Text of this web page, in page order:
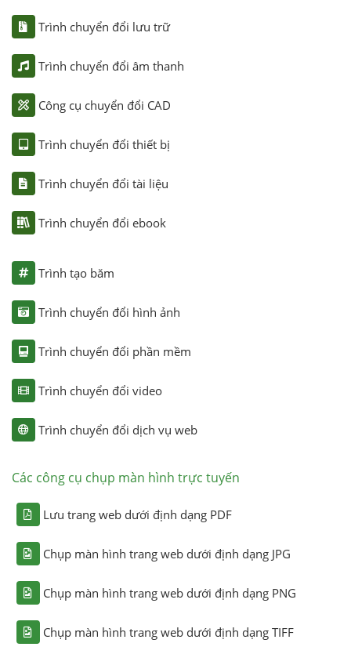
Trình chuyển đổi lưu trữ
Trình chuyển đổi âm thanh
Công cụ chuyển đổi CAD
Trình chuyển đổi thiết bị
Trình chuyển đổi tài liệu
Trình chuyển đổi ebook
Trình tạo băm
Trình chuyển đổi hình ảnh
Trình chuyển đổi phần mềm
Trình chuyển đổi video
Trình chuyển đổi dịch vụ web
Các công cụ chụp màn hình trực tuyến
Lưu trang web dưới định dạng PDF
Chụp màn hình trang web dưới định dạng JPG
Chụp màn hình trang web dưới định dạng PNG
Chụp màn hình trang web dưới định dạng TIFF